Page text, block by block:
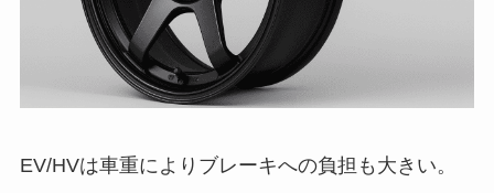
EV/HVは車重によりブレーキへの負担も大きい。